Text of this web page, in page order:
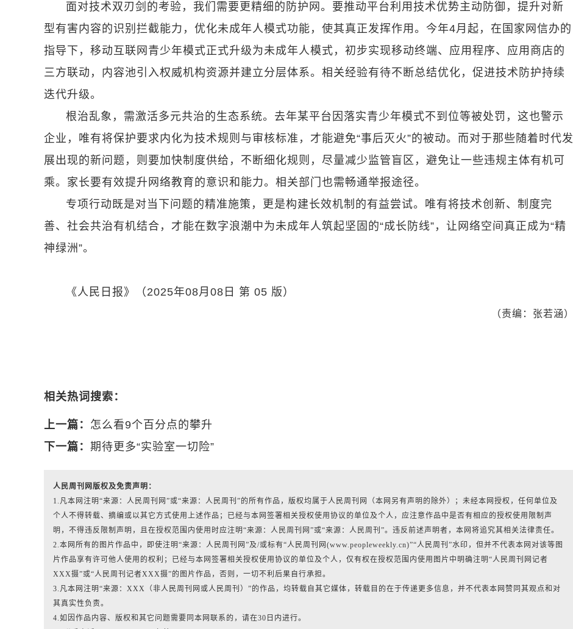
面对技术双刃剑的考验，我们需要更精细的防护网。要推动平台利用技术优势主动防御，提升对新
型有害内容的识别拦截能力，优化未成年人模式功能，使其真正发挥作用。今年4月起，在国家网信办的
指导下，移动互联网青少年模式正式升级为未成年人模式，初步实现移动终端、应用程序、应用商店的
三方联动，内容池引入权威机构资源并建立分层体系。相关经验有待不断总结优化，促进技术防护持续
迭代升级。
根治乱象，需激活多元共治的生态系统。去年某平台因落实青少年模式不到位等被处罚，这也警示
企业，唯有将保护要求内化为技术规则与审核标准，才能避免“事后灭火”的被动。而对于那些随着时代发
展出现的新问题，则要加快制度供给，不断细化规则，尽量减少监管盲区，避免让一些违规主体有机可
乘。家长要有效提升网络教育的意识和能力。相关部门也需畅通举报途径。
专项行动既是对当下问题的精准施策，更是构建长效机制的有益尝试。唯有将技术创新、制度完
善、社会共治有机结合，才能在数字浪潮中为未成年人筑起坚固的“成长防线”，让网络空间真正成为“精
神绿洲”。
《人民日报》（2025年08月08日 第 05 版）
（责编：张若涵）
相关热词搜索：
上一篇： 怎么看9个百分点的攀升
下一篇： 期待更多“实验室一切险”
人民周刊网版权及免责声明：
1.凡本网注明“来源：人民周刊网”或“来源：人民周刊”的所有作品，版权均属于人民周刊网（本网另有声明的除外）；未经本网授权，任何单位及
个人不得转载、摘编或以其它方式使用上述作品；已经与本网签署相关授权使用协议的单位及个人，应注意作品中是否有相应的授权使用限制声
明，不得违反限制声明，且在授权范围内使用时应注明“来源：人民周刊网”或“来源：人民周刊”。违反前述声明者，本网将追究其相关法律责任。
2.本网所有的图片作品中，即使注明“来源：人民周刊网”及/或标有“人民周刊网(www.peopleweekly.cn)”“人民周刊”水印，但并不代表本网对该等图
片作品享有许可他人使用的权利；已经与本网签署相关授权使用协议的单位及个人，仅有权在授权范围内使用图片中明确注明“人民周刊网记者
XXX摄”或“人民周刊记者XXX摄”的图片作品，否则，一切不利后果自行承担。
3.凡本网注明“来源：XXX（非人民周刊网或人民周刊）”的作品，均转载自其它媒体，转载目的在于传递更多信息，并不代表本网赞同其观点和对
其真实性负责。
4.如因作品内容、版权和其它问题需要同本网联系的，请在30日内进行。